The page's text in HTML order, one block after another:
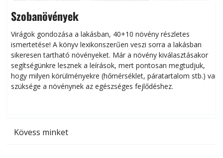
Szobanövények
Virágok gondozása a lakásban, 40+10 növény részletes
ismertetése! A könyv lexikonszerűen veszi sorra a lakásban
sikeresen tart­ha­tó növényeket. Már a növény kiválasztásakor
segítségünkre lesznek a leírások, mert pontosan megtudjuk,
hogy milyen körülményekre (hőmérséklet, páratartalom stb.) van
szüksége a növénynek az egészséges fejlődéshez.
Kövess minket